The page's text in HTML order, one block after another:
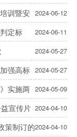
2024-06-12
训暨安
2024-06-11
定标
2024-05-27
2024-05-27
强高标
2024-05-09
实施两
2024-04-10
宣传片
2024-04-10
策制订的